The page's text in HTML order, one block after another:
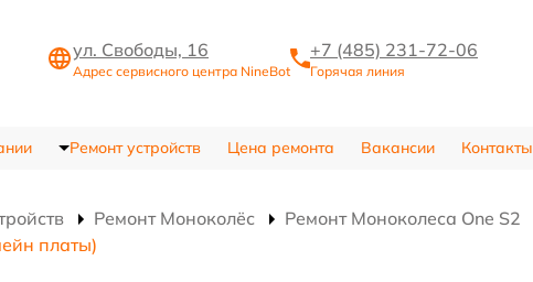
ул. Свободы, 16
Адрес сервисного центра NineBot
+7 (485) 231-72-06
Горячая линия
Ремонт устройств Цена ремонта Вакансии Контакты
Ремонт Моноколёс
Ремонт Моноколеса One S2
платы)